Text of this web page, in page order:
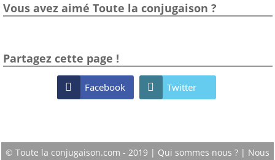
Vous avez aimé Toute la conjugaison ?
Partagez cette page !
 Facebook  Twitter
© Toute la conjugaison.com - 2019 | Qui sommes nous ? | Nous